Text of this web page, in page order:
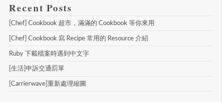
Recent Posts
[Chef] Cookbook 超市，滿滿的 Cookbook 等你來用
[Chef] Cookbook 寫 Recipe 常用的 Resource 介紹
Ruby 下載檔案時遇到中文字
[生活]申訴交通罰單
[Carrierwave]重新處理縮圖